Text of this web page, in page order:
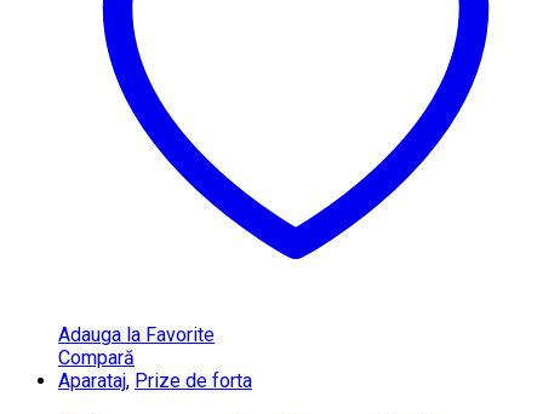
Adauga la Favorite
Compară
Aparataj, Prize de forta